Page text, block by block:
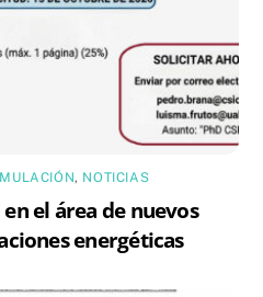
, NOTICIAS
el área de nuevos
energéticas